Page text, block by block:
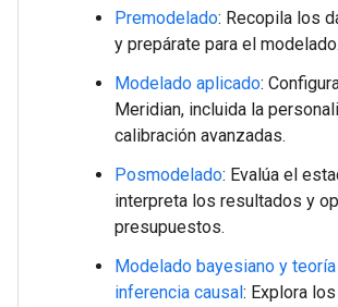
Premodelado: Recopila los
y prepárate para el modelado.
Modelado aplicado:
Meridian, incluida la
calibración avanzadas.
Posmodelado: Evalúa el
interpreta los resultados y
presupuestos.
Modelado bayesiano y
inferencia causal: Explora